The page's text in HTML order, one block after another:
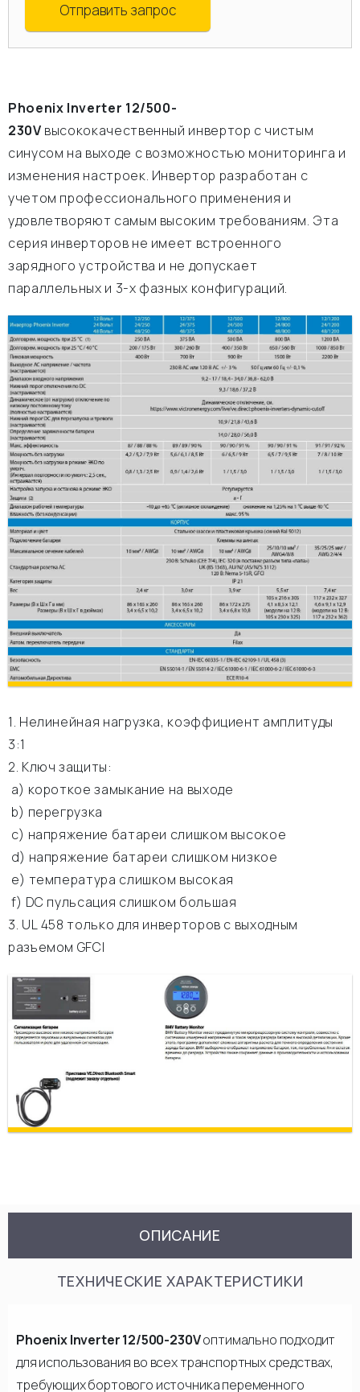
Отправить запрос
Phoenix Inverter 12/500-
230V высококачественный инвертор с чистым
синусом на выходе с возможностью мониторинга и
изменения настроек. Инвертор разработан с
учетом профессионального применения и
удовлетворяют самым высоким требованиям. Эта
серия инверторов не имеет встроенного
зарядного устройства и не допускает
параллельных и 3-х фазных конфигураций.
1. Нелинейная нагрузка, коэффициент амплитуды
3:1
2. Ключ защиты:
а) короткое замыкание на выходе
b) перегрузка
c) напряжение батареи слишком высокое
d) напряжение батареи слишком низкое
e) температура слишком высокая
f) DC пульсация слишком большая
3. UL 458 только для инверторов с выходным
разъемом GFCI
ОПИСАНИЕ
ТЕХНИЧЕСКИЕ ХАРАКТЕРИСТИКИ
Phoenix Inverter 12/500-230Vоптимально подходит
для использования во всех транспортных средствах,
требующих бортового источника переменного